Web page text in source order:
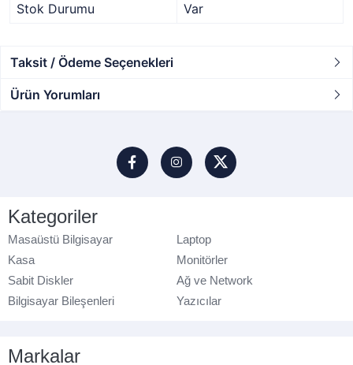
Stok Durumu
Var
Taksit / Ödeme Seçenekleri
Ürün Yorumları
Kategoriler
Masaüstü Bilgisayar
Laptop
Kasa
Monitörler
Sabit Diskler
Ağ ve Network
Bilgisayar Bileşenleri
Yazıcılar
Markalar